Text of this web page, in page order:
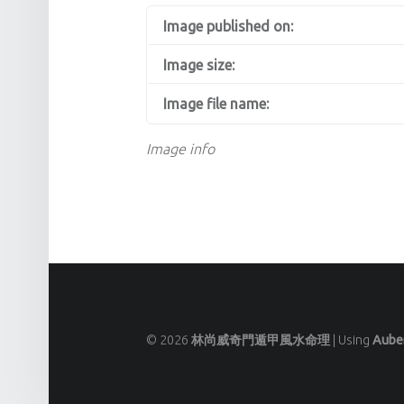
Image info
Image published on:
Image size:
Image file name:
© 2026 林尚威奇門遁甲風水命理 Using